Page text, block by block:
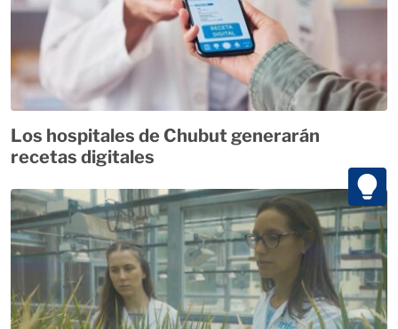
Los hospitales de Chubut generarán
recetas digitales